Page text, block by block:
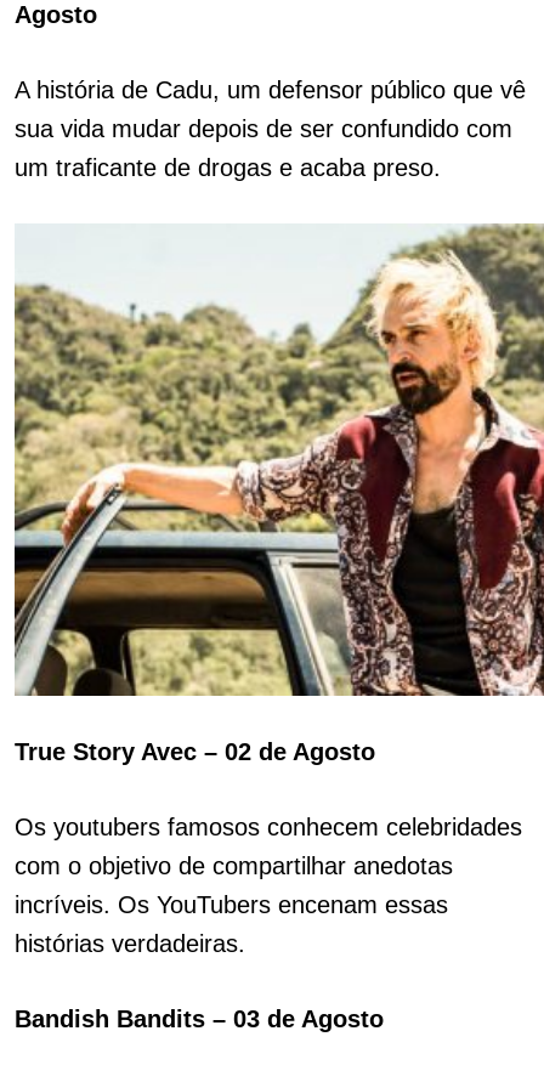
Agosto
A história de Cadu, um defensor público que vê
sua vida mudar depois de ser confundido com
um traficante de drogas e acaba preso.
True Story Avec – 02 de Agosto
Os youtubers famosos conhecem celebridades
com o objetivo de compartilhar anedotas
incríveis. Os YouTubers encenam essas
histórias verdadeiras.
Bandish Bandits – 03 de Agosto